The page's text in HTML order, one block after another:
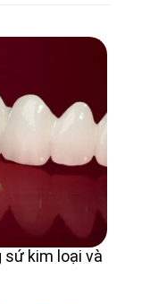
sứ kim loại và